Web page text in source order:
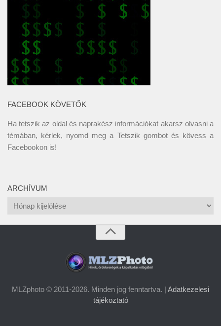
FACEBOOK KÖVETŐK
Ha tetszik az oldal és naprakész információkat akarsz olvasni a
témában, kérlek, nyomd meg a Tetszik gombot és kövess a
Facebookon is!
ARCHÍVUM
Archívum
MLZphoto © 2011-2026. Minden jog fenntartva. | Adatkezelesi
tájékoztató